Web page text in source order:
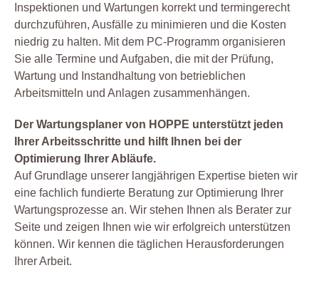
Inspektionen und Wartungen korrekt und termingerecht
durchzuführen, Ausfälle zu minimieren und die Kosten
niedrig zu halten. Mit dem PC-Programm organisieren
Sie alle Termine und Aufgaben, die mit der Prüfung,
Wartung und Instandhaltung von betrieblichen
Arbeitsmitteln und Anlagen zusammenhängen.
Der Wartungsplaner von HOPPE unterstützt jeden
Ihrer Arbeitsschritte und hilft Ihnen bei der
Optimierung Ihrer Abläufe.
Auf Grundlage unserer langjährigen Expertise bieten wir
eine fachlich fundierte Beratung zur Optimierung Ihrer
Wartungsprozesse an. Wir stehen Ihnen als Berater zur
Seite und zeigen Ihnen wie wir erfolgreich unterstützen
können. Wir kennen die täglichen Herausforderungen
Ihrer Arbeit.